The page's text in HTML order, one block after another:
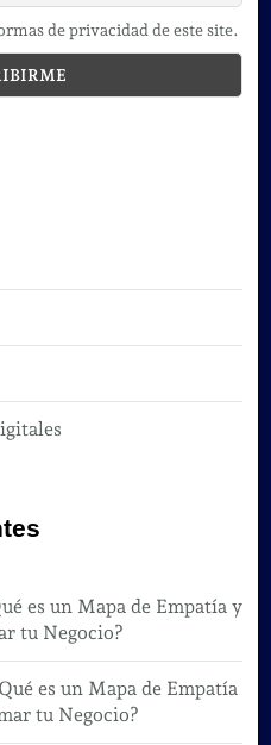
de privacidad de este site.
es un Mapa de Empatía y
tu Negocio?
es un Mapa de Empatía
tu Negocio?